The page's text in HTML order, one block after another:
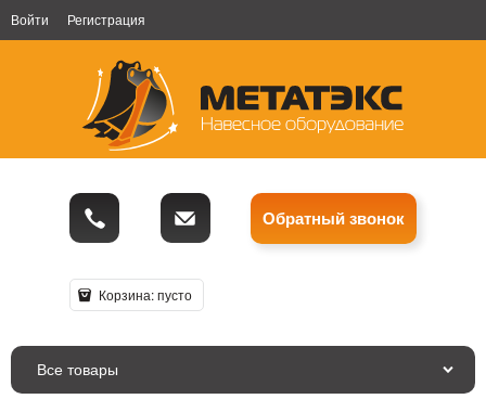
Войти Регистрация
Обратный звонок
Корзина:пусто
Все товары